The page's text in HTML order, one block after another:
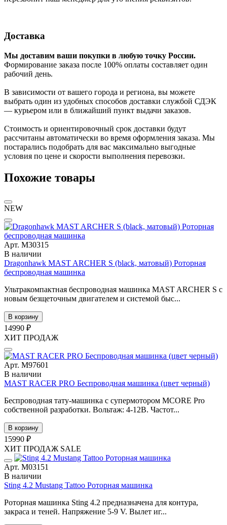
Доставка
Мы доставим ваши покупки в любую точку России.
Формирование заказа после 100% оплаты составляет один
рабочий день.
В зависимости от вашего города и региона, вы можете
выбрать один из удобных способов доставки службой СДЭК
— курьером или в ближайший пункт выдачи заказов.
Стоимость и ориентировочный срок доставки будут
рассчитаны автоматически во время оформления заказа. Мы
постарались подобрать для вас максимально выгодные
условия по цене и скорости выполнения перевозки.
Похожие товары
NEW
Арт. М30315
В наличии
Dragonhawk MAST ARCHER S (black, матовый) Роторная
беспроводная машинка
Ультракомпактная беспроводная машинка MAST ARCHER S с
новым безщеточным двигателем и системой быс...
В корзину
14990 ₽
ХИТ ПРОДАЖ
Арт. М97601
В наличии
MAST RACER PRO Беспроводная машинка (цвет черный)
Беспроводная тату-машинка с супермотором MCORE Pro
собственной разработки. Вольтаж: 4-12В. Частот...
В корзину
15990 ₽
ХИТ ПРОДАЖ SALE
Арт. М03151
В наличии
Sting 4.2 Mustang Tattoo Роторная машинка
Роторная машинка Sting 4.2 предназначена для контура,
закраса и теней. Напряжение 5-9 V. Вылет иг...